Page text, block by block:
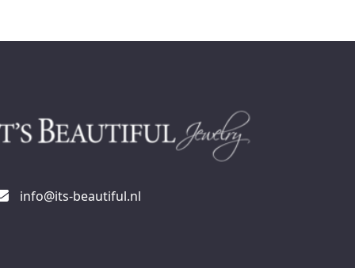
info@its-beautiful.nl